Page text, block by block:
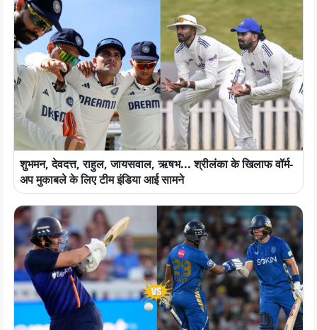
शुभमन, देवदत्त, राहुल, जायसवाल, ऋषभ... श्रीलंका के खिलाफ वॉर्म-
अप मुकाबले के लिए टीम इंडिया आई सामने